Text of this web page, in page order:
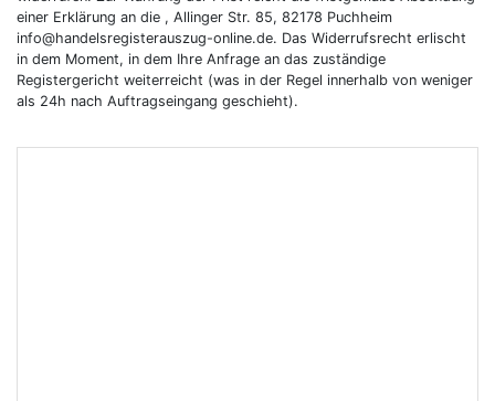
einer Erklärung an die , Allinger Str. 85, 82178 Puchheim
info@handelsregisterauszug-online.de. Das Widerrufsrecht erlischt
in dem Moment, in dem Ihre Anfrage an das zuständige
Registergericht weiterreicht (was in der Regel innerhalb von weniger
als 24h nach Auftragseingang geschieht).